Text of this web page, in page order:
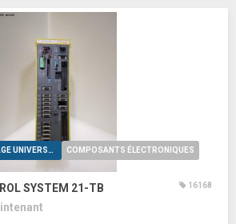
ACCESSOIRES-OUTILLAGE UNIVERSELS COMPOSANTS ÉLECTRONIQUES
SYSTEM 21-TB 16168